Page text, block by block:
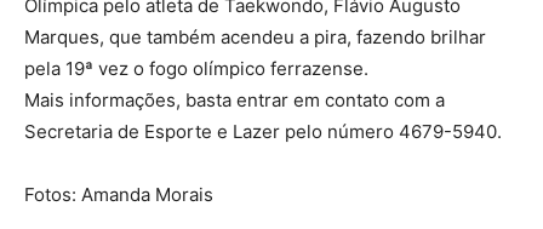
Olímpica pelo atleta de Taekwondo, Flávio Augusto
Marques, que também acendeu a pira, fazendo brilhar
pela 19ª vez o fogo olímpico ferrazense.
Mais informações, basta entrar em contato com a
Secretaria de Esporte e Lazer pelo número 4679-5940.
Fotos: Amanda Morais